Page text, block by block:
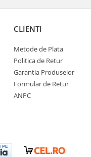
CLIENTI
Metode de Plata
Politica de Retur
Garantia Produselor
Formular de Retur
ANPC